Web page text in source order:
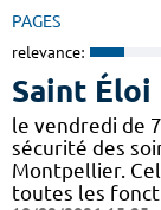
PAGES
relevance:
Saint Éloi
le vendredi de
sécurité des
Montpellier.
toutes les